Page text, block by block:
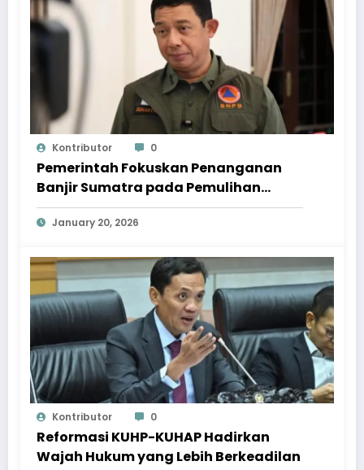
Kontributor 0
Pemerintah Fokuskan Penanganan
Banjir Sumatra pada Pemulihan
Berkelanjutan
January 20, 2026
Kontributor 0
Reformasi KUHP-KUHAP Hadirkan
Wajah Hukum yang Lebih Berkeadilan